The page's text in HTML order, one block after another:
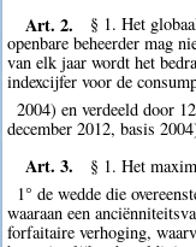
Art. 2.
§ 1. Het
openbare beheerder mag
van elk jaar wordt het
indexcijfer voor de
2004) en verdeeld door
december 2012, basis
Art. 3.
§ 1. Het
1° de wedde die
waaraan een
forfaitaire verhoging,